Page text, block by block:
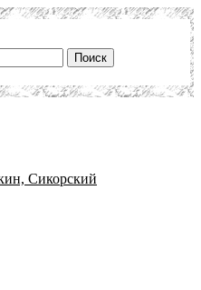
Сикорский